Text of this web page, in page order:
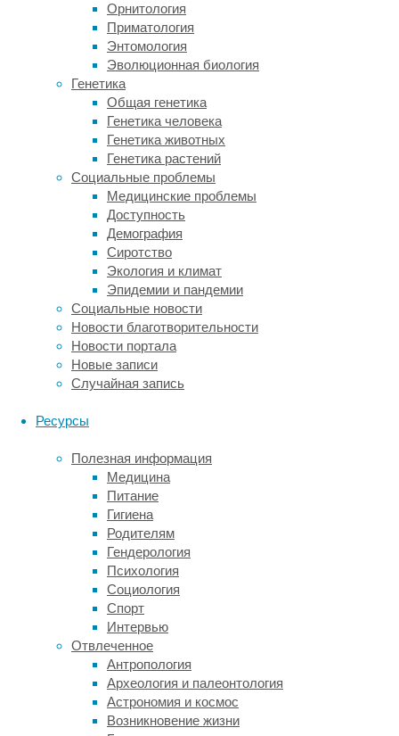
Орнитология
Приматология
Энтомология
Эволюционная биология
Генетика
Общая генетика
Генетика человека
Генетика животных
Генетика растений
Социальные проблемы
Медицинские проблемы
Доступность
Демография
Сиротство
Экология и климат
Эпидемии и пандемии
Социальные новости
Новости благотворительности
Новости портала
Новые записи
Случайная запись
Ресурсы
Полезная информация
Медицина
Питание
Гигиена
Родителям
Гендерология
Психология
Социология
Спорт
Интервью
Отвлеченное
Антропология
Археология и палеонтология
Астрономия и космос
Возникновение жизни
распознавании
оптических
иллюзий.
Ранее
считалось,
что
невозможно
научиться
избегать
эффекта
от
иллюзии,
даже
если
человеку
заранее
известно,
что
изображение
—
это
иллюзия
В
исследовании
участвовали
44
рентгенолога,
качестве
контрольной
группы
привлекли
107
студентов,
медиков